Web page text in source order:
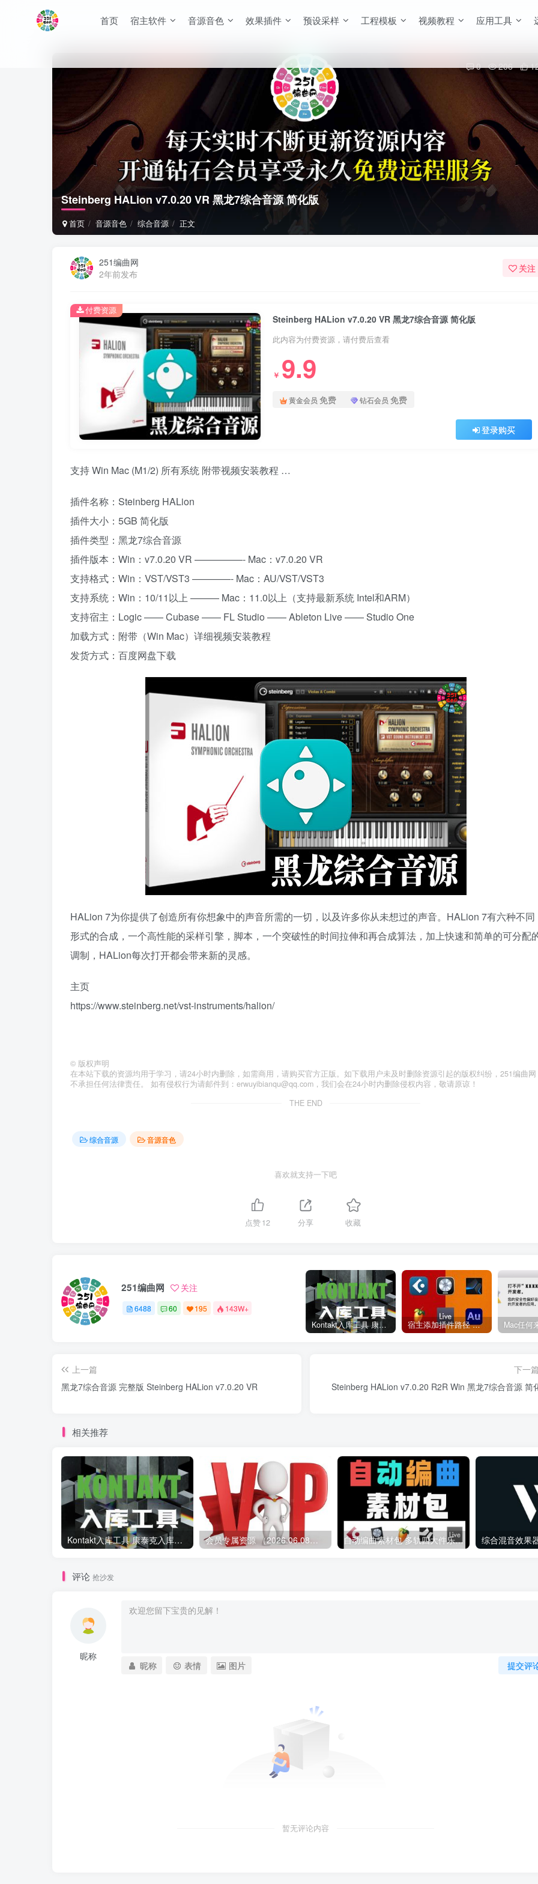
首页 宿主软件 音源音色 效果插件 预设采样 工程模板 视频教程 应用工具
Steinberg HALion v7.0.20 VR 黑龙7综合音源 简化版
首页 音源音色 综合音源 正文
0 206
251编曲网
2年前发布
关注
Steinberg HALion v7.0.20 VR 黑龙7综合音源 简化版
此内容为付费资源，请付费后查看
￥ 9.9
黄金会员 免费 钻石会员 免费
登录购买
付费资源
支持 Win Mac (M1/2) 所有系统 附带视频安装教程 …
插件名称：Steinberg HALion
插件大小：5GB 简化版
插件类型：黑龙7综合音源
插件版本：Win：v7.0.20 VR —————- Mac：v7.0.20 VR
支持格式：Win：VST/VST3 ————- Mac：AU/VST/VST3
支持系统：Win：10/11以上 ——— Mac：11.0以上（支持最新系统 Intel和ARM）
支持宿主：Logic —— Cubase —— FL Studio —— Ableton Live —— Studio One
加载方式：附带（Win Mac）详细视频安装教程
发货方式：百度网盘下载
HALion 7为你提供了创造所有你想象中的声音所需的一切，以及许多你从未想过的声音。HALion 7有六种不同
形式的合成，一个高性能的采样引擎，脚本，一个突破性的时间拉伸和再合成算法，加上快速和简单的可分配
调制，HALion每次打开都会带来新的灵感。
主页
https://www.steinberg.net/vst-instruments/halion/
© 版权声明
在本站下载的资源均用于学习，请24小时内删除，如需商用，请购买官方正版。如下载用户未及时删除资源引起的版权纠纷，251编曲网
不承担任何法律责任。 如有侵权行为请邮件到：erwuyibianqu@qq.com，我们会在24小时内删除侵权内容，敬请原谅！
THE END
综合音源 音源音色
喜欢就支持一下吧
点赞12 分享 收藏
251编曲网 关注
6488 60 195 143W+
Kontakt入库工具 康泰克入库教程 宿主添加插件路径 插件路径设置 VSTPlugins路径
上一篇
黑龙7综合音源 完整版 Steinberg HALion v7.0.20 VR
下一
Steinberg HALion v7.0.20 R2R Win 黑龙7综合音源 简
相关推荐
Kontakt入库工具 康泰克入库教程 会员专属资源 （2026.06.08更新） 自动编曲素材包 多轨四大件乐器 Midi文件
评论 抢沙发
昵称
提交评
昵称 表情 图片
暂无评论内容